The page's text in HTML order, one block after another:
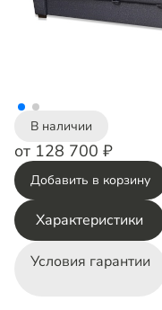
В наличии
от 128 700 ₽
Добавить в корзину
Характеристики
Условия гарантии